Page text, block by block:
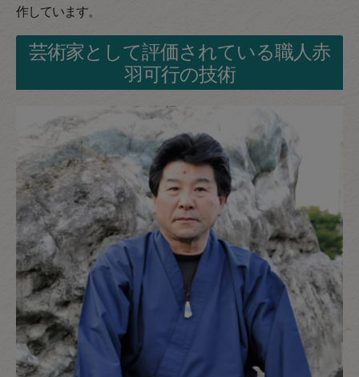
作しています。
芸術家として評価されている職人赤
羽可行の技術